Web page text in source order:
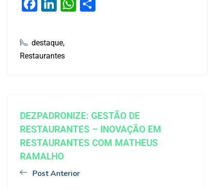
Facebook
LinkedIn
WhatsApp
destaque
Restaurantes
DEZPADRONIZE: GESTÃO DE
RESTAURANTES – INOVAÇÃO EM
RESTAURANTES COM MATHEUS
RAMALHO
Post Anterior